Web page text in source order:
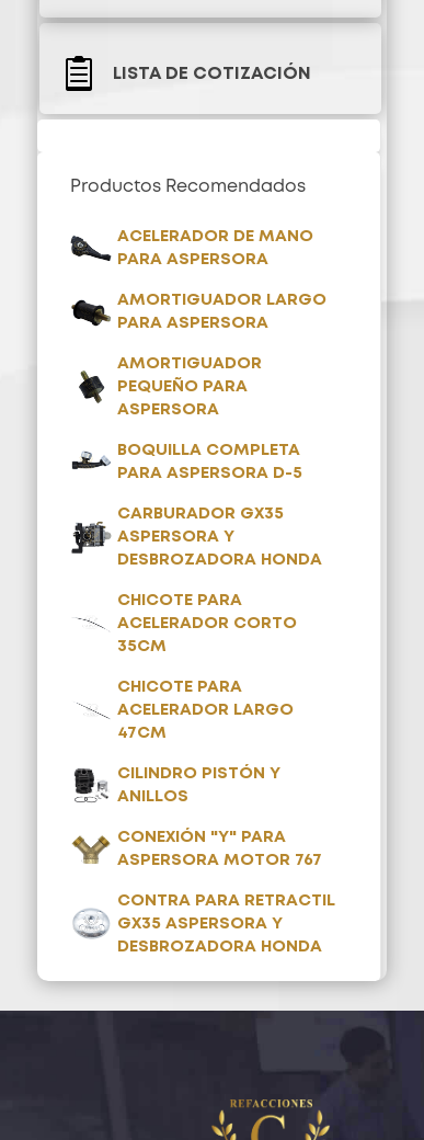
 LISTA DE COTIZACIÓN
Productos Recomendados
ACELERADOR DE MANO
PARA ASPERSORA
AMORTIGUADOR LARGO
PARA ASPERSORA
AMORTIGUADOR
PEQUEÑO PARA
ASPERSORA
BOQUILLA COMPLETA
PARA ASPERSORA D-5
CARBURADOR GX35
ASPERSORA Y
DESBROZADORA HONDA
CHICOTE PARA
ACELERADOR CORTO
35CM
CHICOTE PARA
ACELERADOR LARGO
47CM
CILINDRO PISTÓN Y
ANILLOS
CONEXIÓN "Y" PARA
ASPERSORA MOTOR 767
CONTRA PARA RETRACTIL
GX35 ASPERSORA Y
DESBROZADORA HONDA